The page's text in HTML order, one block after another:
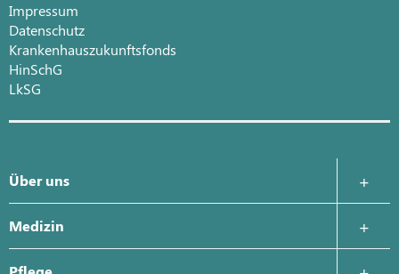
Impressum
Datenschutz
Krankenhauszukunftsfonds
HinSchG
LkSG
Über uns
Krankenhausleitung
Medizin
Zentrale Notaufnahme